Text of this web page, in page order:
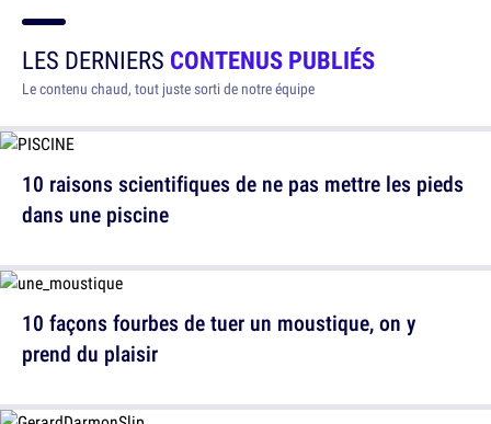
LES DERNIERS CONTENUS PUBLIÉS
Le contenu chaud, tout juste sorti de notre équipe
10 raisons scientifiques de ne pas mettre les pieds
dans une piscine
10 façons fourbes de tuer un moustique, on y
prend du plaisir